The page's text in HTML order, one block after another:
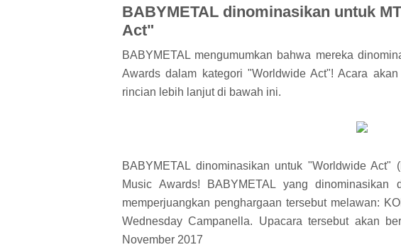
BABYMETAL dinominasikan untuk
Act"
BABYMETAL mengumumkan bahwa mereka
Awards dalam kategori "Worldwide Act"! Acara
rincian lebih lanjut di bawah ini.
BABYMETAL dinominasikan untuk "Worldwide
Music Awards! BABYMETAL yang
memperjuangkan penghargaan tersebut melawan:
Wednesday Campanella. Upacara tersebut akan
November 2017